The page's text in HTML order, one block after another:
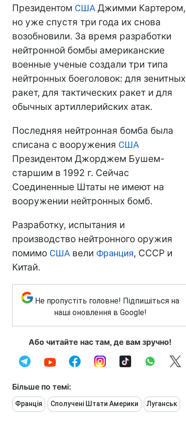
Президентом США Джимми Картером,
но уже спустя три года их снова
возобновили. За время разработки
нейтронной бомбы американские
военные ученые создали три типа
нейтронных боеголовок: для зенитных
ракет, для тактических ракет и для
обычных артиллерийских атак.
Последняя нейтронная бомба была
списана с вооружения США
Президентом Джорджем Бушем-
старшим в 1992 г. Сейчас
Соединенные Штаты не имеют на
вооружении нейтронных бомб.
Разработку, испытания и
производство нейтронного оружия
помимо США вели Франция, СССР и
Китай.
Не пропустіть головне! Підпишіться на
наші оновлення в Google!
Або читайте нас там, де вам зручно!
Більше по темі:
Франція Сполучені Штати Америки Луганськ